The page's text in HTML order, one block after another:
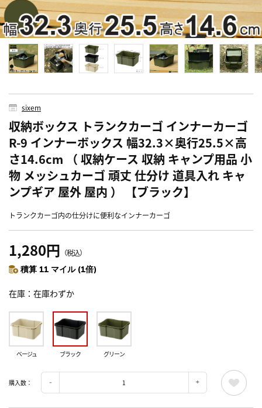
sixem
収納ボックス トランクカーゴ インナーカーゴ
R-9 インナーボックス 幅32.3×奥行25.5×高
さ14.6cm （ 収納ケース 収納 キャンプ用品 小
物 メッシュカーゴ 頑丈 仕分け 道具入れ キャ
ンプギア 屋外 屋内 ） 【ブラック】
トランクカーゴ内の仕分けに便利なインナーカーゴ
1,280円 （税込）
積算 11 マイル (1倍)
在庫 在庫わずか
ベージュ ブラック グリーン
購入数：